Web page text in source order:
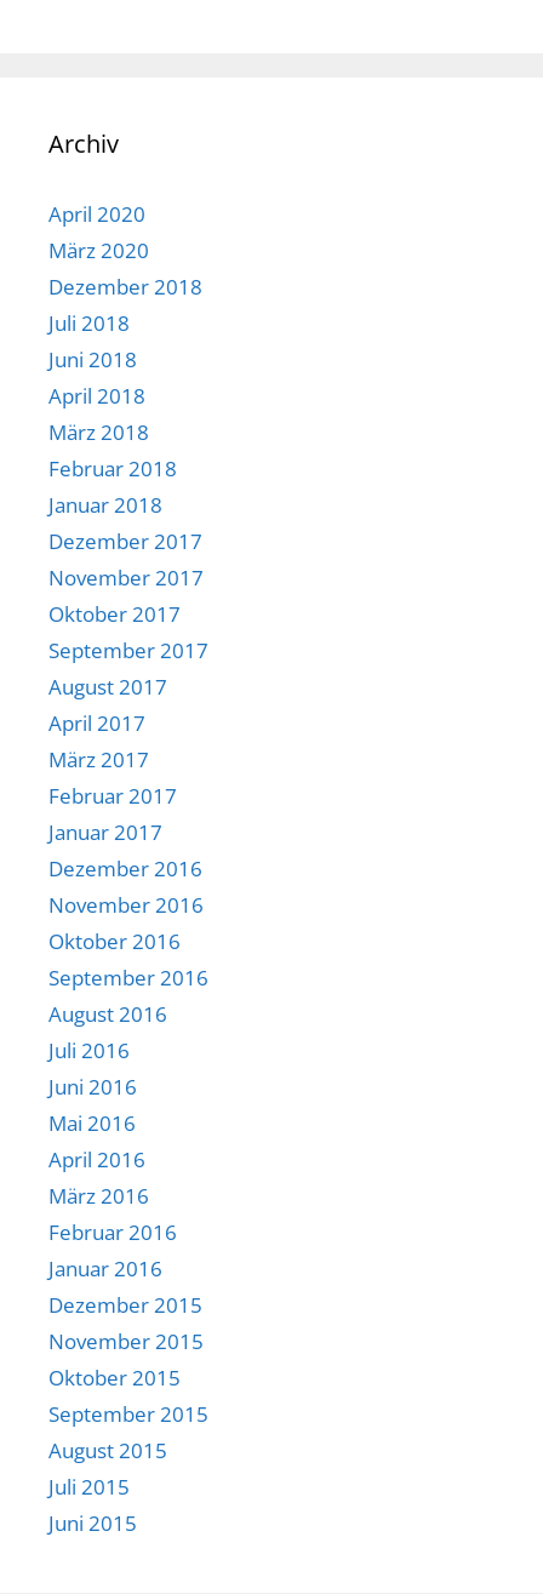
Archiv
April 2020
März 2020
Dezember 2018
Juli 2018
Juni 2018
April 2018
März 2018
Februar 2018
Januar 2018
Dezember 2017
November 2017
Oktober 2017
September 2017
August 2017
April 2017
März 2017
Februar 2017
Januar 2017
Dezember 2016
November 2016
Oktober 2016
September 2016
August 2016
Juli 2016
Juni 2016
Mai 2016
April 2016
März 2016
Februar 2016
Januar 2016
Dezember 2015
November 2015
Oktober 2015
September 2015
August 2015
Juli 2015
Juni 2015